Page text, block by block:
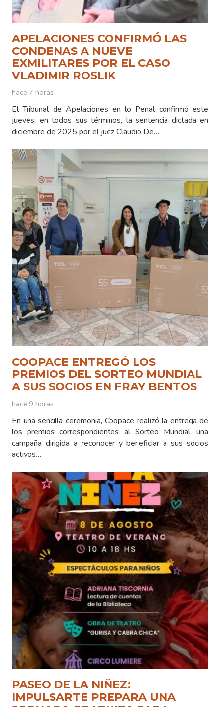
APELACIONES CONFIRMÓ LAS
CONDENAS A NUEVE
EXMILITARES POR EL CASO
VLADIMIR ROSLIK
hace 7 horas
El Tribunal de Apelaciones en lo Penal confirmó este
jueves, en todos sus términos, la sentencia dictada en
diciembre de 2025 por el juez Claudio De…
COOPACE ENTREGÓ LOS
PREMIOS DEL SORTEO MUNDIAL
A SUS SOCIOS EN FRAY BENTOS
hace 9 horas
En una sencilla ceremonia, Coopace realizó la entrega de
los premios correspondientes al Sorteo Mundial, una
campaña dirigida a reconocer y beneficiar a sus socios
activos…
PASEO DE LA NIÑEZ:
IMPULSARTE PREPARA UNA